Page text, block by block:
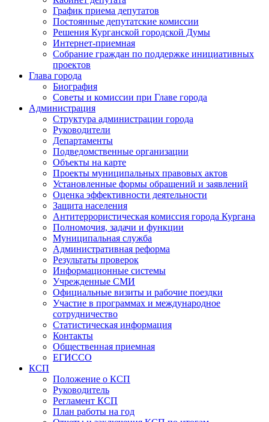
График приема депутатов
Постоянные депутатские комиссии
Решения Курганской городской Думы
Интернет-приемная
Собрание граждан по поддержке инициативных
проектов
Глава города
Биография
Советы и комиссии при Главе города
Администрация
Структура администрации города
Руководители
Департаменты
Подведомственные организации
Объекты на карте
Проекты муниципальных правовых актов
Установленные формы обращений и заявлений
Оценка эффективности деятельности
Защита населения
Антитеррористическая комиссия города Кургана
Полномочия, задачи и функции
Муниципальная служба
Административная реформа
Результаты проверок
Информационные системы
Учрежденные СМИ
Официальные визиты и рабочие поездки
Участие в программах и международное
сотрудничество
Статистическая информация
Контакты
Общественная приемная
ЕГИССО
КСП
Положение о КСП
Руководитель
Регламент КСП
План работы на год